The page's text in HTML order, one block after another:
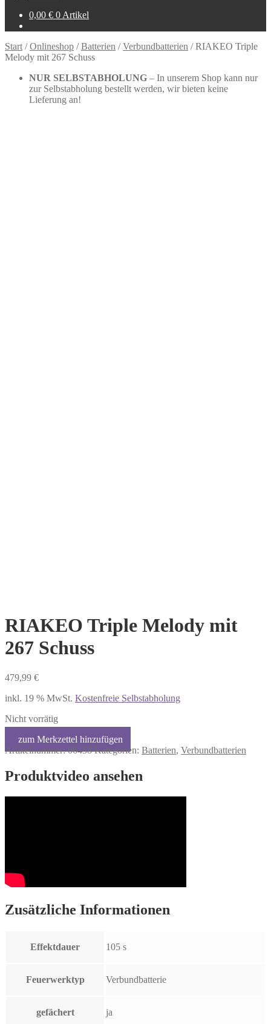
0,00 € 0 Artikel
Start /Onlineshop /Batterien /Verbundbatterien /RIAKEO Triple
Melody mit 267 Schuss
NUR SELBSTABHOLUNG – In unserem Shop kann nur
zur Selbstabholung bestellt werden, wir bieten keine
Lieferung an!
RIAKEO Triple Melody mit
267 Schuss
479,99 €
inkl. 19 % MwSt. Kostenfreie Selbstabholung
Nicht vorrätig
Artikelnummer:06458 Kategorien: Batterien, Verbundbatterien
Produktvideo ansehen
Zusätzliche Informationen
Effektdauer 105 s
Feuerwerktyp Verbundbatterie
gefächert ja